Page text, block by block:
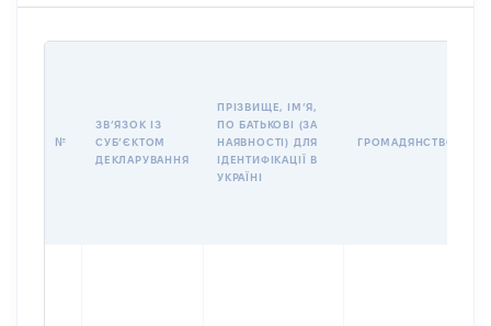
№
ЗВʼЯЗОК ІЗ
СУБʼЄКТОМ
ДЕКЛАРУВАННЯ
ПРІЗВИЩЕ, ІМʼЯ,
ПО БАТЬКОВІ (ЗА
НАЯВНОСТІ) ДЛЯ
ІДЕНТИФІКАЦІЇ В
УКРАЇНІ
ГРОМАДЯНСТВО